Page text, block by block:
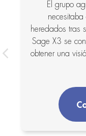
El grupo
necesitaba
heredados tras
Sage X3 se
obtener una